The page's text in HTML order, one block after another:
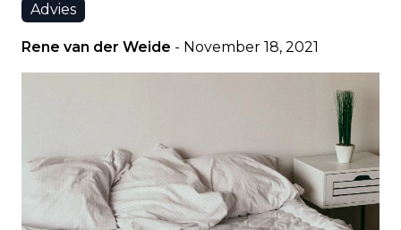
Advies
Rene van der Weide - November 18, 2021